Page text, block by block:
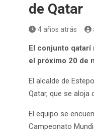
de Qatar
4 años atrás
El conjunto
el próximo 20 de
El alcalde de
Qatar, que se aloja
El equipo se
Campeonato